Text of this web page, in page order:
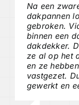
Na een
dakpannen
gebroken.
binnen een
dakdekker.
ze al op het
en ze
vastgezet.
gewerkt en